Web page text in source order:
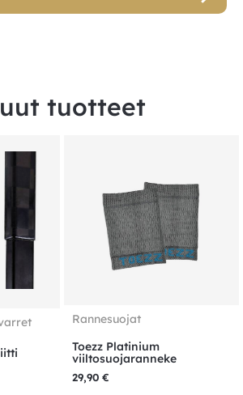
tuotteet
Rannesuojat
Toezz Platinium
viiltosuojaranneke
29,90 €